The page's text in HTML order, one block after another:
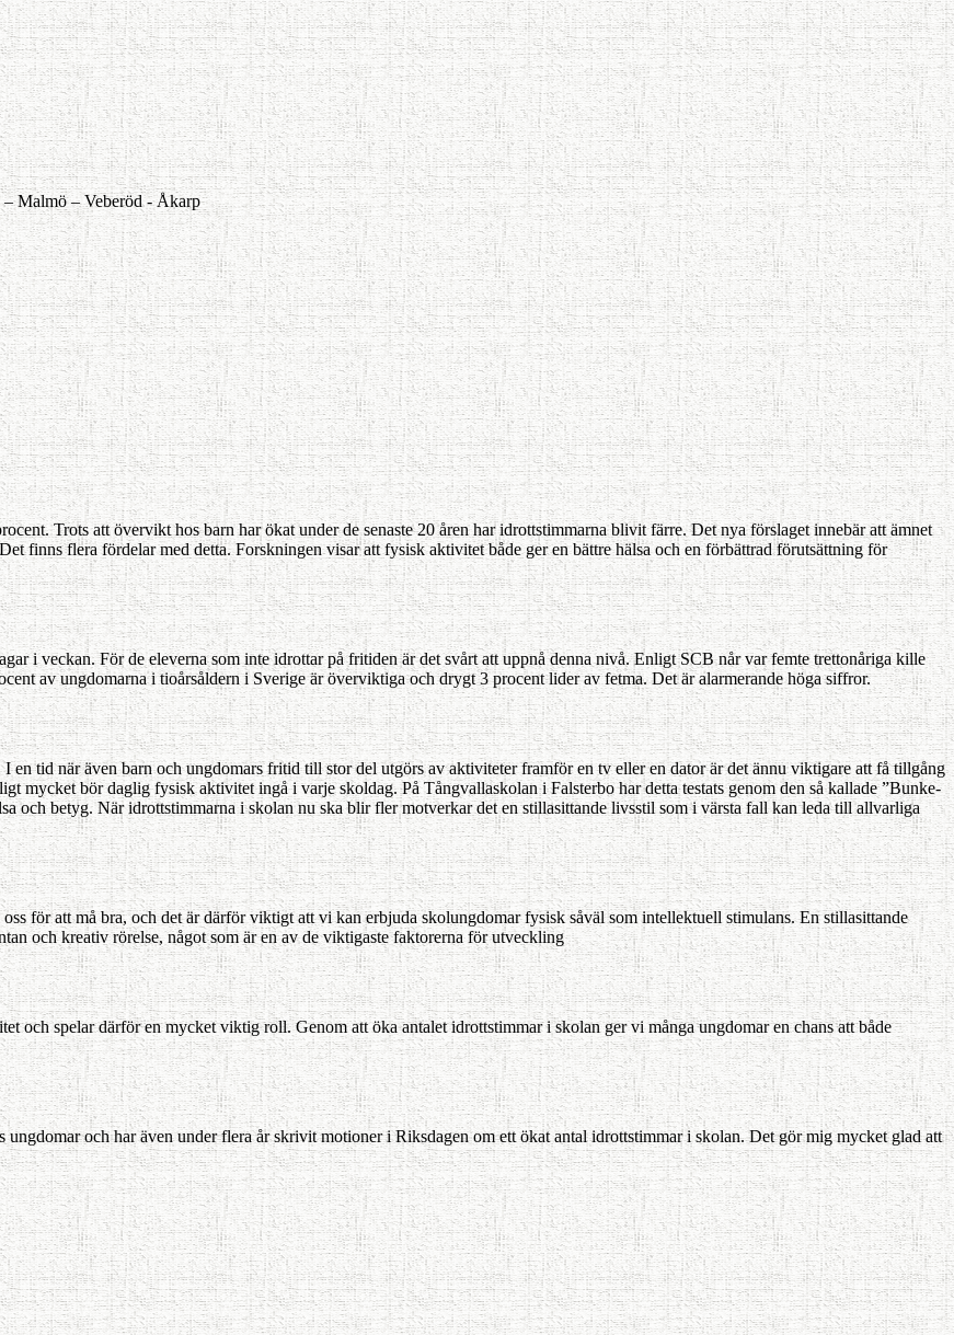
–Malmö –Veberöd -Åkarp
Trots att övervikt hos barn har ökat under de senaste 20 åren har idrotts­timmarna blivit färre. Det nya förslaget innebär att ämnet
finns flera fördelar med detta. Forskningen visar att fysisk aktivitet både ger en bättre hälsa och en förbättrad förutsättning för
i veckan. För de eleverna som inte idrottar på fritiden är det svårt att uppnå denna nivå. Enligt SCB når var femte trettonåriga kille
av ungdomarna i tioårsåldern i Sverige är överviktiga och drygt 3 procent lider av fetma. Det är alarmerande höga siffror.
en tid när även barn och ungdomars fritid till stor del utgörs av aktiviteter framför en tv eller en dator är det ännu viktigare att få tillgång
mycket bör daglig fysisk aktivitet ingå i varje skoldag. På Tångvallaskolan i Falsterbo har detta testats genom den så kallade ”Bunke­
och betyg. När idrottstimmarna i skolan nu ska blir fler motverkar det en stillasittande livsstil som i värsta fall kan leda till allvarliga
för att må bra, och det är därför viktigt att vi kan erbjuda skolungdomar fysisk såväl som intellektuell stimulans. En stillasit­tande
och kreativ rörelse, något som är en av de viktigaste faktorerna för utveckling
och spelar därför en mycket viktig roll. Genom att öka antalet idrottstimmar i skolan ger vi många ungdomar en chans att både
och har även under flera år skrivit motioner i Riksdagen om ett ökat antal idrottstimmar i skolan. Det gör mig mycket glad att